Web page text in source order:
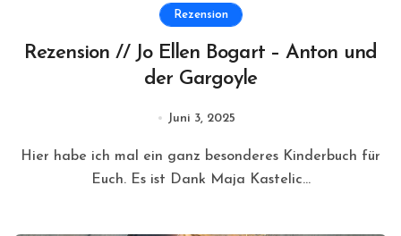
Rezension
Rezension // Jo Ellen Bogart – Anton und
der Gargoyle
Juni 3, 2025
Hier habe ich mal ein ganz besonderes Kinderbuch für
Euch. Es ist Dank Maja Kastelic...